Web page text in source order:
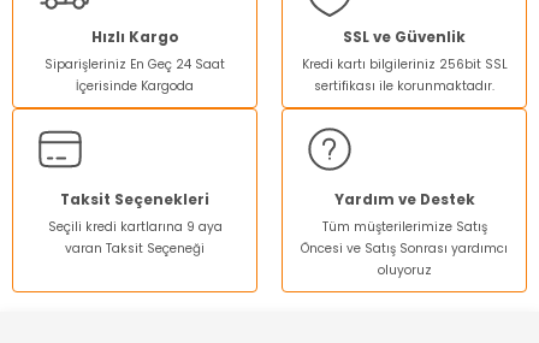
Ürün resmi kalitesiz, bozuk veya görüntülenemiyor.
Ürün açıklamasında eksik bilgiler bulunuyor.
Ürün bilgilerinde hatalar bulunuyor.
Ürün fiyatı diğer sitelerden daha pahalı.
Bu ürüne benzer farklı alternatifler olmalı.
Hızlı Kargo
Siparişleriniz En Geç 24 Saat
İçerisinde Kargoda
SSL ve Güvenlik
Kredi kartı bilgileriniz 256bit SSL
sertifikası ile korunmaktadır.
Taksit Seçenekleri
Seçili kredi kartlarına 9 aya
varan Taksit Seçeneği
Yardım ve Destek
Tüm müşterilerimize Satış
Öncesi ve Satış Sonrası yardımcı
oluyoruz